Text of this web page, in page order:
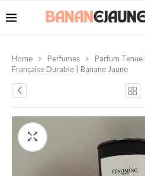
Home Perfumes
Parfum
Française Durable | Banane Jaune